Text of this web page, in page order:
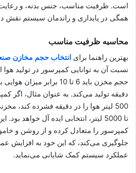
است. ظرفیت مناسب، جنس بدنه، و رعایت
همگی در پایداری و راندمان سیستم نقش
محاسبه ظرفیت مناسب
بهترین راهنما برای انتخاب حجم مخازن
نسبت آن به توانایی کمپرسور در تولید
حجم مخزن باید 6 تا 10
دقیقه تولید می‌کند. به عنوان مثال، اگر
تا 5000 لیتر، انتخابی ایده‌ آل خواهد
کمپرسور را متعادل کرده و از روشن و
جلوگیری می‌کند، که این خود به افزایش
عملکرد سیستم کمک شایانی می‌نماید.